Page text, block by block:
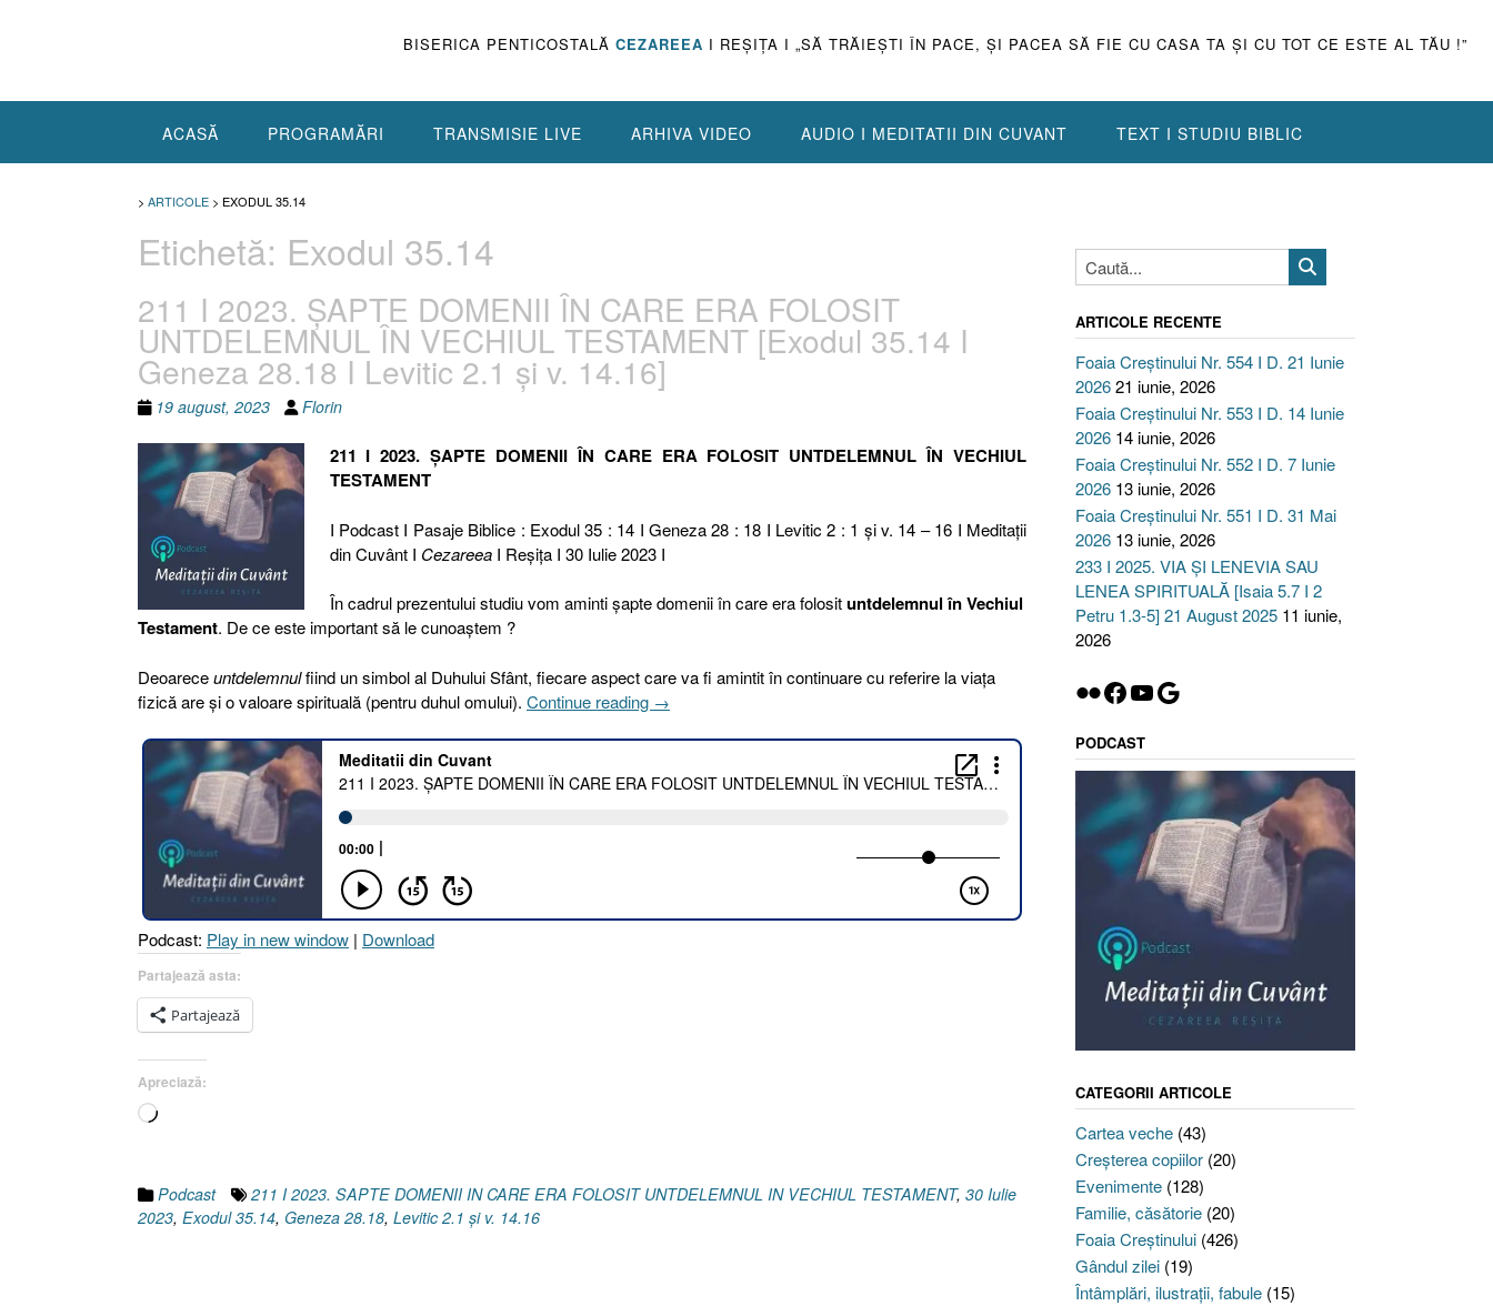
BISERICA PENTICOSTALĂ CEZAREEA I REŞIŢA I „SĂ TRĂIEŞTI ÎN PACE, ŞI PACEA SĂ FIE CU CASA TA ŞI CU TOT CE ESTE AL TĂU !”
ACASĂ PROGRAMĂRI TRANSMISIE LIVE ARHIVA VIDEO AUDIO I MEDITATII DIN CUVANT TEXT I STUDIU BIBLIC
> ARTICOLE > EXODUL 35.14
Etichetă: Exodul 35.14
211 I 2023. ȘAPTE DOMENII ÎN CARE ERA FOLOSIT
UNTDELEMNUL ÎN VECHIUL TESTAMENT [Exodul 35.14 I
Geneza 28.18 I Levitic 2.1 și v. 14.16]
19 august, 2023 Florin
211 I 2023. ȘAPTE DOMENII ÎN CARE ERA FOLOSIT UNTDELEMNUL ÎN VECHIUL
TESTAMENT
I Podcast I Pasaje Biblice : Exodul 35 : 14 I Geneza 28 : 18 I Levitic 2 : 1 și v. 14 – 16 I Meditaţii
din Cuvânt I CezareeaI Reşiţa I 30 Iulie 2023 I
În cadrul prezentului studiu vom aminti șapte domenii în care era folosituntdelemnul în Vechiul
Testament. De ce este important să le cunoaștem ?
Deoareceuntdelemnulfiind un simbol al Duhului Sfânt, fiecare aspect care va fi amintit în continuare cu referire la viața
fizică are și o valoare spirituală (pentru duhul omului). Continue reading „211
2023.
ȘAPTE
DOMENII
UNTDELEMNUL
2.1
→
Podcast: Play in new window | Download
Partajează asta:
Partajează
Apreciază:
Încarc...
Podcast 211 I 2023. SAPTE DOMENII IN CARE ERA FOLOSIT UNTDELEMNUL IN VECHIUL TESTAMENT, 30 Iulie
2023, Exodul 35.14, Geneza 28.18, Levitic 2.1 și v. 14.16
ARTICOLE RECENTE
Foaia Creștinului Nr. 554 I D. 21 Iunie
202621 iunie, 2026
Foaia Creștinului Nr. 553 I D. 14 Iunie
2026 14 iunie, 2026
Foaia Creștinului Nr. 552 I D. 7 Iunie
2026 13 iunie, 2026
Foaia Creștinului Nr. 551 I D. 31 Mai
2026 13 iunie, 2026
233 I 2025. VIA ȘI LENEVIA SAU
LENEA SPIRITUALĂ [Isaia 5.7 I 2
Petru 1.3-5] 21 August 2025 11 iunie,
2026
Flickr
Facebook
YouTube
Google
PODCAST
CATEGORII ARTICOLE
Cartea veche(43)
Creşterea copiilor(20)
Evenimente(128)
Familie, căsătorie(20)
Foaia Creştinului(426)
Gândul zilei(19)
Întâmplări, ilustraţii, fabule(15)